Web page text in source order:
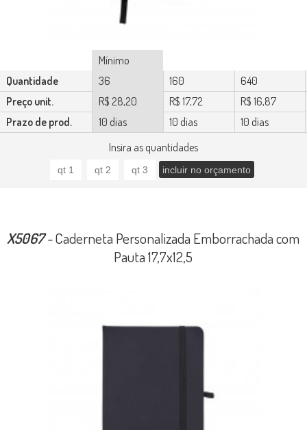
Insira as quantidades
Mínimo
Quantidade
36 160
640
Preço unit.
R$ 28,20 R$ 17,72
R$ 16,87
Prazo de prod.
10 dias 10 dias 10 dias
X5067-Caderneta Personalizada Emborrachada com
Pauta 17,7x12,5